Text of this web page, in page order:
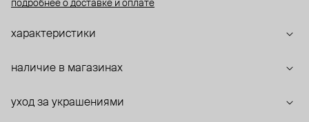
подробнее о доставке и оплате
характеристики
наличие в магазинах
уход за украшениями